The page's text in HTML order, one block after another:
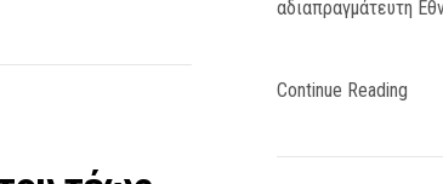
αδιαπραγμάτευτη
Continue Reading